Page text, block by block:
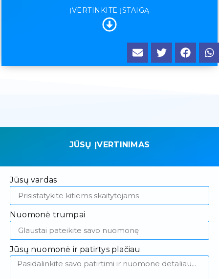
ĮVERTINKITE ĮSTAIGĄ
JŪSŲ ĮVERTINIMAS
Jūsų vardas
Nuomonė trumpai
Jūsų nuomonė ir patirtys plačiau